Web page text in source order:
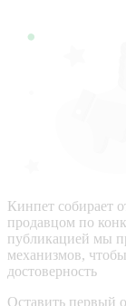
Кинпет собирает
продавцом по
публикацией мы
механизмов,
достоверность
Оставить первый